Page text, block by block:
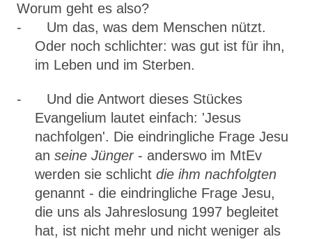
Worum geht es also?
- Um das, was dem Menschen nützt.
Oder noch schlichter: was gut ist für ihn,
im Leben und im Sterben.
- Und die Antwort dieses Stückes
Evangelium lautet einfach: 'Jesus
nachfolgen'. Die eindringliche Frage Jesu
anseine Jünger- anderswo im MtEv
werden sie schlichtdie ihm nachfolgten
genannt - die ein­dringliche Frage Jesu,
die uns als Jahreslosung 1997 begleitet
hat, ist nicht mehr und nicht weniger als